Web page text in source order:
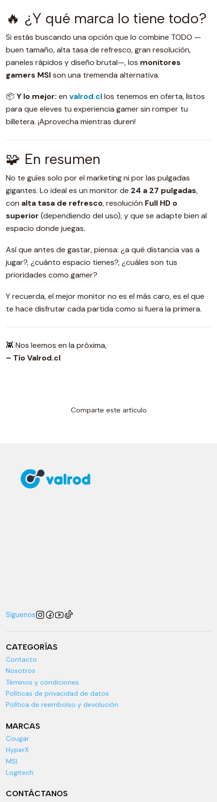
🔥 ¿Y qué marca lo tiene todo?
Si estás buscando una opción que lo combine TODO —
buen tamaño, alta tasa de refresco, gran resolución,
paneles rápidos y diseño brutal—, los monitores
gamers MSIson una tremenda alternativa.
📦 Y lo mejor: en valrod.cllos tenemos en oferta, listos
para que eleves tu experiencia gamer sin romper tu
billetera. ¡Aprovecha mientras duren!
🧩 En resumen
No te guíes solo por el marketing ni por las pulgadas
gigantes. Lo ideal es un monitor de 24 a 27 pulgadas,
con alta tasa de refresco, resolución Full HD o
superior (dependiendo del uso), y que se adapte bien al
espacio donde juegas.
Así que antes de gastar, piensa: ¿a qué distancia vas a
jugar?, ¿cuánto espacio tienes?, ¿cuáles son tus
prioridades como gamer?
Y recuerda, el mejor monitor no es el más caro, es el que
te hace disfrutar cada partida como si fuera la primera.
👾 Nos leemos en la próxima,
– Tío Valrod.cl
Comparte este artículo
Síguenos
CATEGORÍAS
Contacto
Nosotros
Téminos y condiciones
Políticas de privacidad de datos
Política de reembolso y devolución
MARCAS
Cougar
HyperX
MSI
Logitech
CONTÁCTANOS